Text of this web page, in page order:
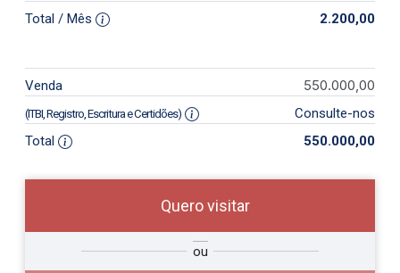
Total / Mês
2.200,00
Venda 550.000,00
(ITBI, Registro, Escritura e Certidões)
Consulte-nos
Total
550.000,00
Quero visitar
ou
Deseja
Comprar
ou
Alugar
?